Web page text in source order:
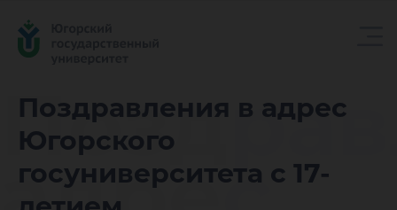
Поздравления в адрес
Югорского
госуниверситета с 17-